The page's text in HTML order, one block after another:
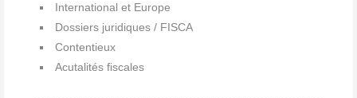
International et Europe
Dossiers juridiques / FISCA
Contentieux
Acutalités fiscales